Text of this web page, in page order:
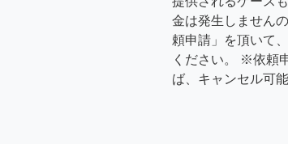
金は発生しません
頼申請」を頂いて
ください。 ※依頼
ば、キャンセル可能